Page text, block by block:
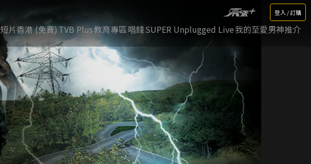
登入 / 訂購
短片香港 (免費)TVB Plus教育專區唱錢SUPER Unplugged Live我的至愛男神推介